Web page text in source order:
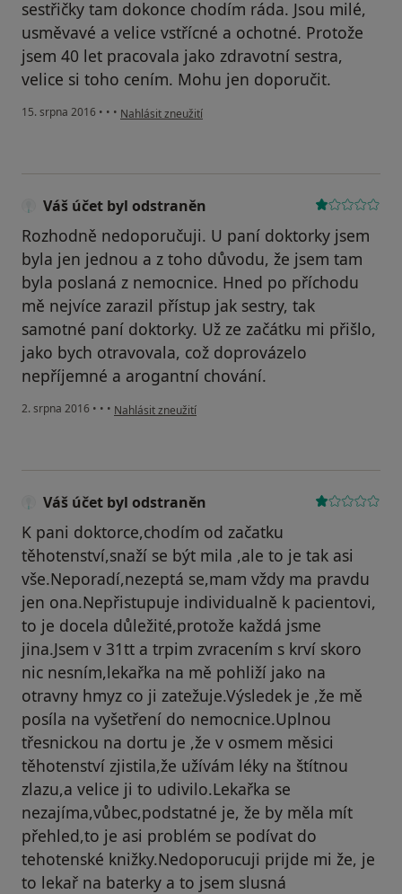
sestřičky tam dokonce chodím ráda. Jsou milé,
usměvavé a velice vstřícné a ochotné. Protože
jsem 40 let pracovala jako zdravotní sestra,
velice si toho cením. Mohu jen doporučit.
15. srpna 2016 • • • podle názoru uživatele Váš účet byl odstraněn
Nahlásit zneužití
Váš účet byl odstraněn
Rozhodně nedoporučuji. U paní doktorky jsem
byla jen jednou a z toho důvodu, že jsem tam
byla poslaná z nemocnice. Hned po příchodu
mě nejvíce zarazil přístup jak sestry, tak
samotné paní doktorky. Už ze začátku mi přišlo,
jako bych otravovala, což doprovázelo
nepříjemné a arogantní chování.
2. srpna 2016 • • • podle názoru uživatele Váš účet byl odstraněn
Nahlásit zneužití
Váš účet byl odstraněn
K pani doktorce,chodím od začatku
těhotenství,snaží se být mila ,ale to je tak asi
vše.Neporadí,nezeptá se,mam vždy ma pravdu
jen ona.Nepřistupuje individualně k pacientovi,
to je docela důležité,protože každá jsme
jina.Jsem v 31tt a trpim zvracením s krví skoro
nic nesním,lekařka na mě pohliží jako na
otravny hmyz co ji zatežuje.Výsledek je ,že mě
posíla na vyšetření do nemocnice.Uplnou
třesnickou na dortu je ,že v osmem měsici
těhotenství zjistila,že užívám léky na štítnou
zlazu,a velice ji to udivilo.Lekařka se
nezajíma,vůbec,podstatné je, že by měla mít
přehled,to je asi problém se podívat do
tehotenské knižky.Nedoporucuji prijde mi že, je
to lekař na baterky a to jsem slusná